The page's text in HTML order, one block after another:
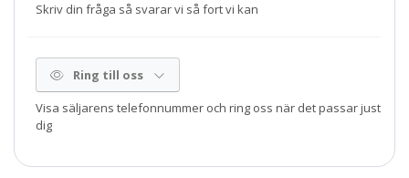
Skriv din fråga så svarar vi så fort vi kan
Ring till oss
Visa säljarens telefonnummer och ring oss när det passar just
dig